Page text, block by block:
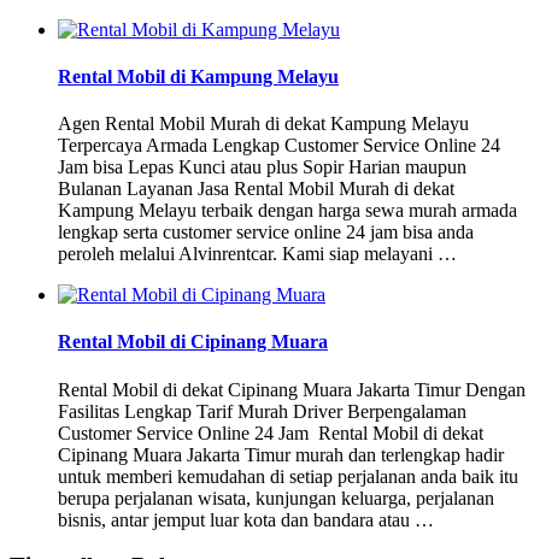
Rental Mobil di Kampung Melayu
Agen Rental Mobil Murah di dekat Kampung Melayu
Terpercaya Armada Lengkap Customer Service Online 24
Jam bisa Lepas Kunci atau plus Sopir Harian maupun
Bulanan Layanan Jasa Rental Mobil Murah di dekat
Kampung Melayu terbaik dengan harga sewa murah armada
lengkap serta customer service online 24 jam bisa anda
peroleh melalui Alvinrentcar. Kami siap melayani …
Rental Mobil di Cipinang Muara
Rental Mobil di dekat Cipinang Muara Jakarta Timur Dengan
Fasilitas Lengkap Tarif Murah Driver Berpengalaman
Customer Service Online 24 Jam Rental Mobil di dekat
Cipinang Muara Jakarta Timur murah dan terlengkap hadir
untuk memberi kemudahan di setiap perjalanan anda baik itu
berupa perjalanan wisata, kunjungan keluarga, perjalanan
bisnis, antar jemput luar kota dan bandara atau …